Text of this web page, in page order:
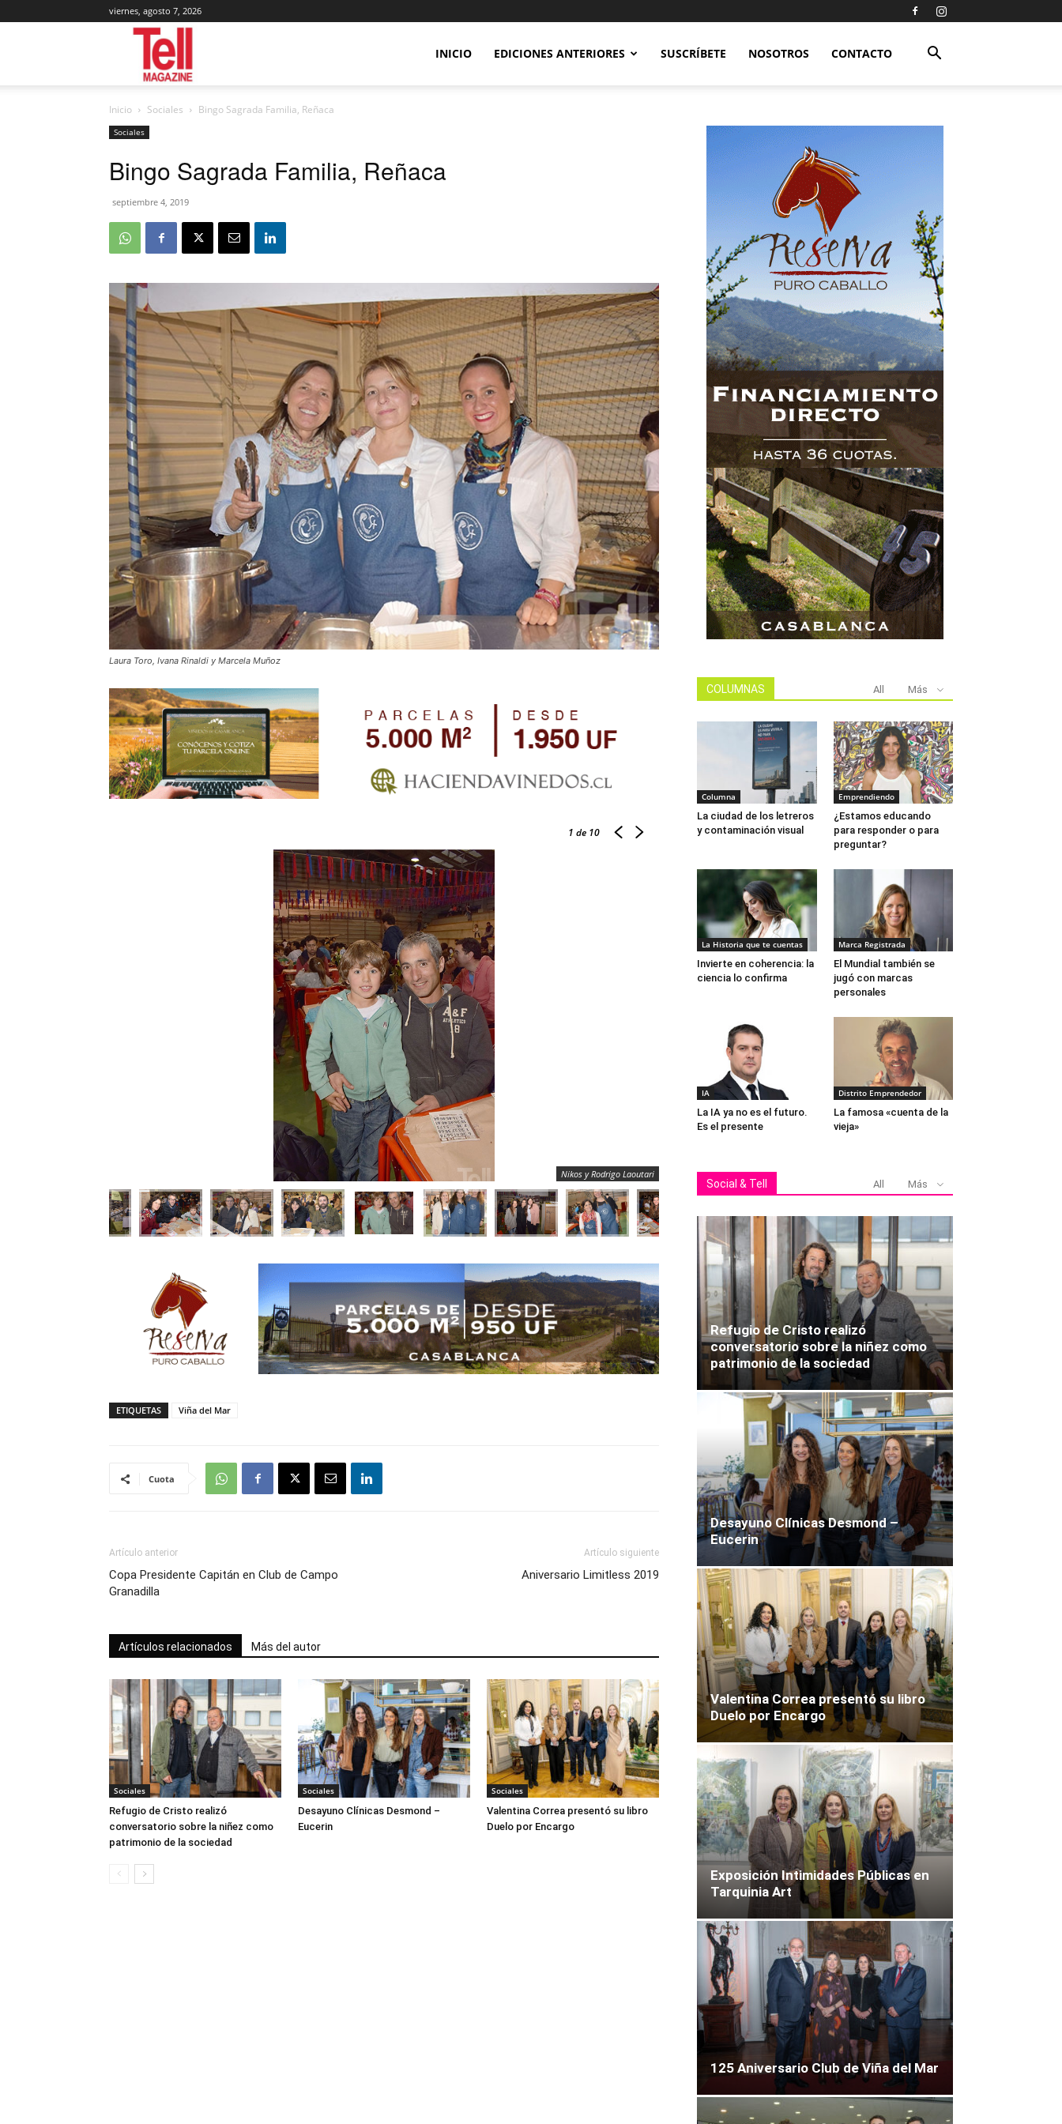
viernes, agosto 7, 2026
Magazine
INICIO EDICIONES ANTERIORES SUSCRÍBETE NOSOTROS CONTACTO
Inicio Sociales Bingo Sagrada Familia, Reñaca
Sociales
Bingo Sagrada Familia, Reñaca
septiembre 4, 2019
Laura Toro, Ivana Rinaldi y Marcela Muñoz
1 de 10
Nikos y Rodrigo Laoutari
ETIQUETAS Viña del Mar
Cuota
Artículo anterior
Copa Presidente Capitán en Club de Campo
Granadilla
Artículo siguiente
Aniversario Limitless 2019
Artículos relacionados Más del autor
Sociales
Refugio de Cristo realizó
conversatorio sobre la niñez como
patrimonio de la sociedad
Sociales
Desayuno Clínicas Desmond –
Eucerin
Sociales
Valentina Correa presentó su libro
Duelo por Encargo
COLUMNAS All Más
Columna
La ciudad de los letreros
y contaminación visual
Emprendiendo
¿Estamos educando
para responder o para
preguntar?
La Historia que te cuentas
Invierte en coherencia: la
ciencia lo confirma
Marca Registrada
El Mundial también se
jugó con marcas
personales
IA
La IA ya no es el futuro.
Es el presente
Distrito Emprendedor
La famosa «cuenta de la
vieja»
Social & Tell All Más
Refugio de Cristo realizó
conversatorio sobre la niñez como
patrimonio de la sociedad
Desayuno Clínicas Desmond –
Eucerin
Valentina Correa presentó su libro
Duelo por Encargo
Exposición Intimidades Públicas en
Tarquinia Art
125 Aniversario Club de Viña del Mar